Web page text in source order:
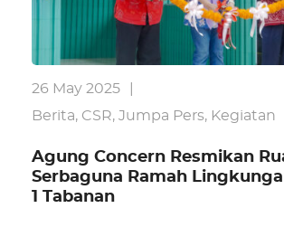
26 May 2025
Berita, CSR, Jumpa Pers, Kegiatan
Agung Concern Resmikan
Serbaguna Ramah
1 Tabanan